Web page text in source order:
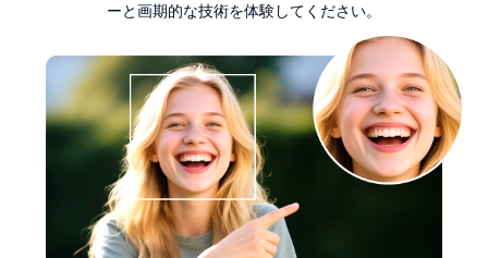
ーと画期的な技術を体験してください。